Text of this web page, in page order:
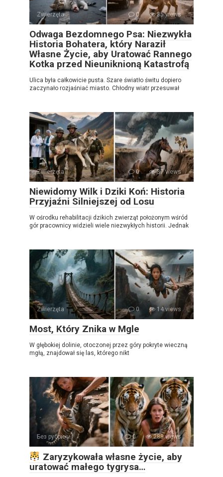
Zwierzęta 0 35 views
Odwaga Bezdomnego Psa: Niezwykła
Historia Bohatera, który Naraził
Własne Życie, aby Uratować Rannego
Kotka przed Nieuniknioną Katastrofą
Ulica była całkowicie pusta. Szare światło świtu dopiero
zaczynało rozjaśniać miasto. Chłodny wiatr przesuwał
Zwierzęta 0 37 views
Niewidomy Wilk i Dziki Koń: Historia
Przyjaźni Silniejszej od Losu
W ośrodku rehabilitacji dzikich zwierząt położonym wśród
gór pracownicy widzieli wiele niezwykłych historii. Jednak
Zwierzęta 0 14 views
Most, Który Znika w Mgle
W głębokiej dolinie, otoczonej przez góry pokryte wieczną
mgłą, znajdował się las, którego nikt
Без рубрики 0 288 views
Zaryzykowała własne życie, aby
uratować małego tygrysa…